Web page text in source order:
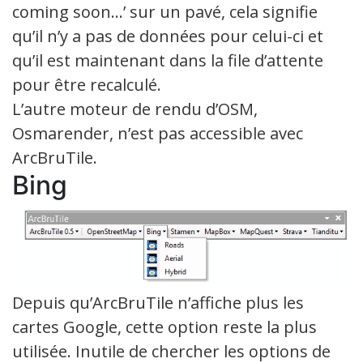
coming soon…’ sur un pavé, cela signifie
qu’il n’y a pas de données pour celui-ci et
qu’il est maintenant dans la file d’attente
pour être recalculé.
L’autre moteur de rendu d’OSM,
Osmarender, n’est pas accessible avec
ArcBruTile.
Bing
Depuis qu’ArcBruTile n’affiche plus les
cartes Google, cette option reste la plus
utilisée. Inutile de chercher les options de